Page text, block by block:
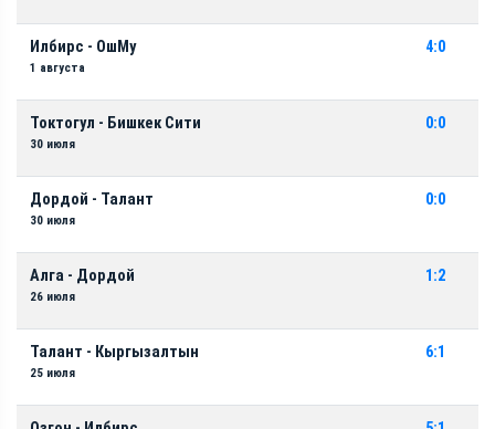
Илбирс - ОшМу
1 августа
4:0
Токтогул - Бишкек Сити
30 июля
0:0
Дордой - Талант
30 июля
0:0
Алга - Дордой
26 июля
1:2
Талант - Кыргызалтын
25 июля
6:1